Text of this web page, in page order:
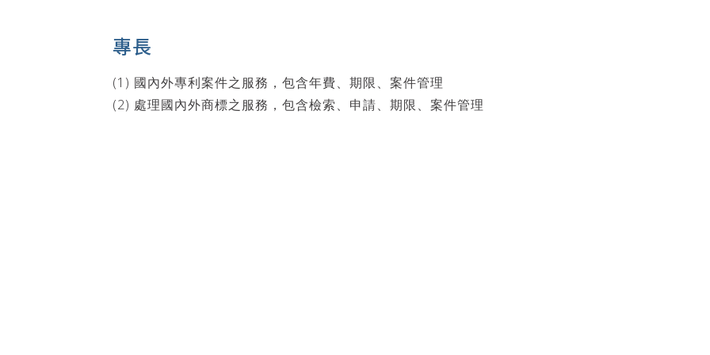
專長
(1) 國內外專利案件之服務，包含年費、期限、案件管理
(2) 處理國內外商標之服務，包含檢索、申請、期限、案件管理